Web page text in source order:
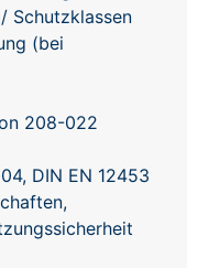
Schutzklassen
(bei
208-022
DIN EN 12453